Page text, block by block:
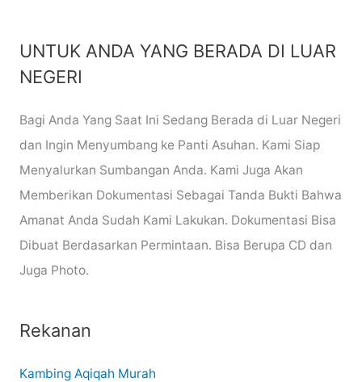
UNTUK ANDA YANG BERADA DI LUAR
NEGERI
Bagi Anda Yang Saat Ini Sedang Berada di Luar Negeri
dan Ingin Menyumbang ke Panti Asuhan. Kami Siap
Menyalurkan Sumbangan Anda. Kami Juga Akan
Memberikan Dokumentasi Sebagai Tanda Bukti Bahwa
Amanat Anda Sudah Kami Lakukan. Dokumentasi Bisa
Dibuat Berdasarkan Permintaan. Bisa Berupa CD dan
Juga Photo.
Rekanan
Kambing Aqiqah Murah